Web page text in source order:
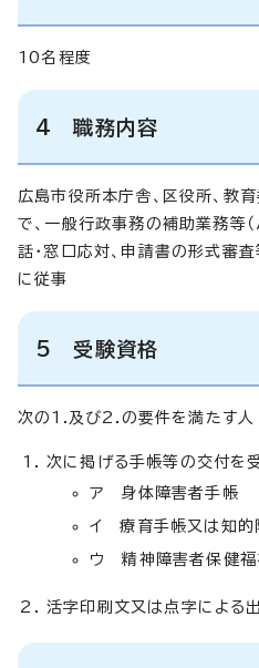
10名程度
4 職務内容
広島市役所本庁舎、区役所、教
で、一般行政事務の補助業務等
話・窓口応対、申請書の形式審
に従事
5 受験資格
次の1.及び2.の要件を満たす人
次に掲げる手帳等の交付を
ア 身体障害者手帳
イ 療育手帳又は知的
ウ 精神障害者保健福
活字印刷文又は点字による